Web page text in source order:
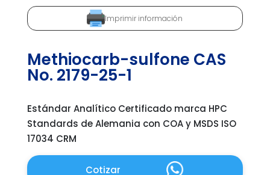
Imprimir información
Methiocarb-sulfone CAS
No. 2179-25-1
Estándar Analítico Certificado marca HPC
Standards de Alemania con COA y MSDS ISO
17034 CRM
Cotizar